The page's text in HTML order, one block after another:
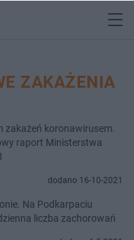
ZAKAŻENIA
zakażeń koronawirusem.
raport Ministerstwa
dodano 16-10-2021
Na Podkarpaciu
liczba zachorowań